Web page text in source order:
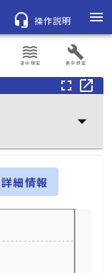
headset_mic 操作説明
menu
浸水想定
waves
表示設定
build
fullscreen open_in_new
arrow_drop_down
詳細情報